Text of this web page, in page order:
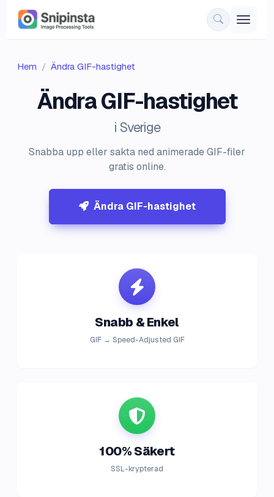
Hem Ändra GIF-hastighet
Ändra GIF-hastighet
i Sverige
Snabba upp eller sakta ned animerade GIF-filer
gratis online.
Ändra GIF-hastighet
Snabb & Enkel
GIF → Speed-Adjusted GIF
100% Säkert
SSL-krypterad